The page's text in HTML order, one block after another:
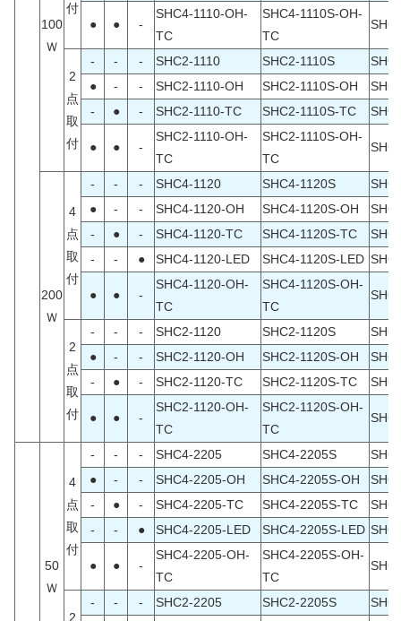
100
Ｗ
付
● ● -
SHC4-1110-OH-
TC
SHC4-1110S-OH-
TC
2
点
取
付
- - - SHC2-1110 SHC2-1110S
●
- - SHC2-1110-OH SHC2-1110S-OH
-
● - SHC2-1110-TC SHC2-1110S-TC
● ● -
SHC2-1110-OH-
TC
SHC2-1110S-OH-
TC
200
Ｗ
4
点
取
付
- - - SHC4-1120 SHC4-1120S
●
- - SHC4-1120-OH SHC4-1120S-OH
-
● - SHC4-1120-TC SHC4-1120S-TC
-
- ● SHC4-1120-LED SHC4-1120S-LED
● ● -
SHC4-1120-OH-
TC
SHC4-1120S-OH-
TC
2
点
取
付
- - - SHC2-1120 SHC2-1120S
●
- - SHC2-1120-OH SHC2-1120S-OH
-
● - SHC2-1120-TC SHC2-1120S-TC
● ● -
SHC2-1120-OH-
TC
SHC2-1120S-OH-
TC
50
Ｗ
4
点
取
付
- - - SHC4-2205 SHC4-2205S
●
- - SHC4-2205-OH SHC4-2205S-OH
-
● - SHC4-2205-TC SHC4-2205S-TC
-
- ● SHC4-2205-LED SHC4-2205S-LED
● ● -
SHC4-2205-OH-
TC
SHC4-2205S-OH-
TC
2
- - - SHC2-2205 SHC2-2205S